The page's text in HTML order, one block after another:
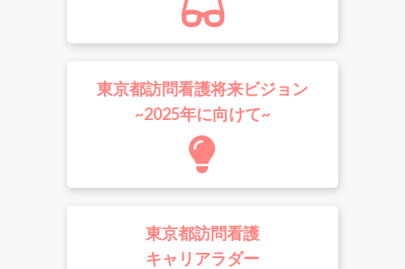
東京都訪問看護将来ビジョン
~2025年に向けて~
東京都訪問看護
キャリアラダー